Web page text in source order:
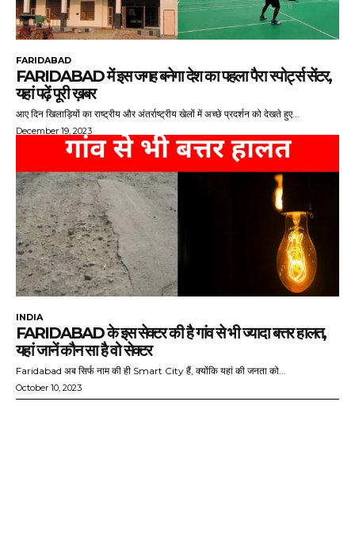
FARIDABAD
FARIDABAD में इस जगह बनेगा देश का पहला पैरा स्पोर्ट्स सेंटर,
यहां पढ़ें पूरी ख़बर
आए दिन खिलाड़ियों का राष्ट्रीय और अंतर्राष्ट्रीय खेलों में अच्छे प्रदर्शन को देखते हुए...
December 19, 2023
INDIA
FARIDABAD के इस सेक्टर की है गांव से भी ज्यादा बत्तर हालत,
यहां जानें कौन सा है वो सेक्टर
Faridabad अब सिर्फ नाम की ही Smart City हैं, क्योंकि यहां की जनता को...
October 10, 2023